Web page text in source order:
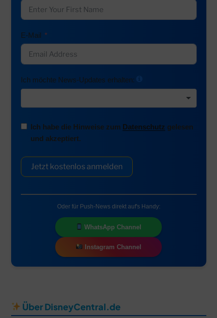
E-Mail
Ich möchte News-Updates erhalten:
Ich habe die Hinweise zum Datenschutz gelesen
und akzeptiert.
Jetzt kostenlos anmelden
Oder für Push-News direkt auf's Handy:
WhatsApp Channel
Instagram Channel
Über DisneyCentral.de